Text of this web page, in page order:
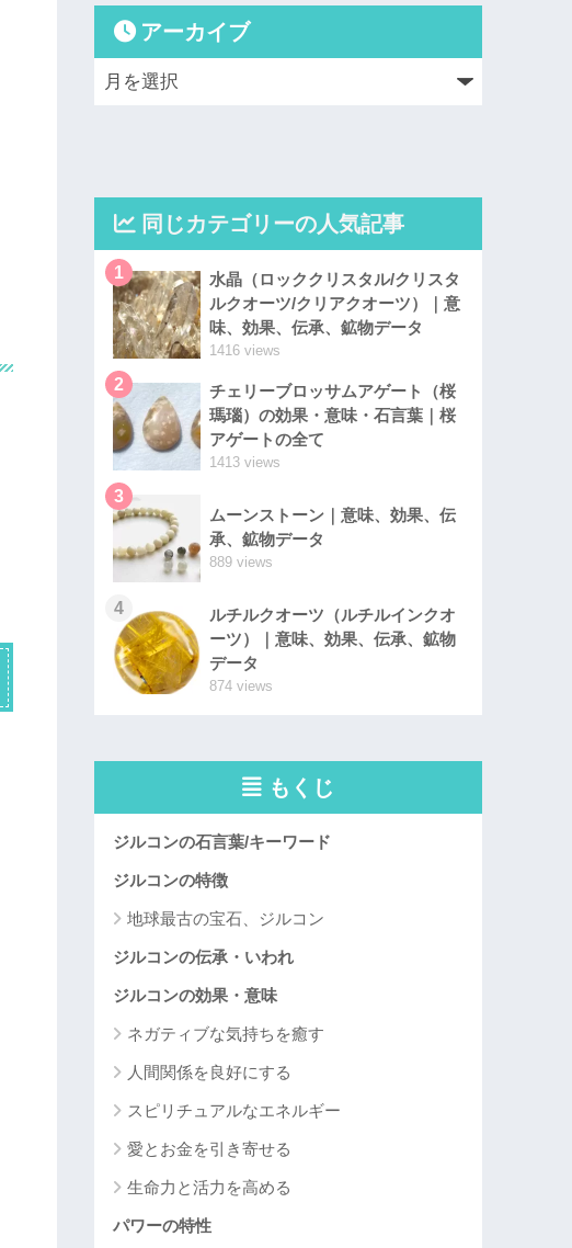
アーカイブ
同じカテゴリーの人気記事
1
水晶（ロッククリスタル/クリスタ
ルクオーツ/クリアクオーツ）｜意
味、効果、伝承、鉱物データ
1416 views
2
チェリーブロッサムアゲート（桜
瑪瑙）の効果・意味・石言葉｜桜
アゲートの全て
1413 views
3
ムーンストーン｜意味、効果、伝
承、鉱物データ
889 views
4
ルチルクオーツ（ルチルインクオ
ーツ）｜意味、効果、伝承、鉱物
データ
874 views
もくじ
ジルコンの石言葉/キーワード
ジルコンの特徴
地球最古の宝石、ジルコン
ジルコンの伝承・いわれ
ジルコンの効果・意味
ネガティブな気持ちを癒す
人間関係を良好にする
スピリチュアルなエネルギー
愛とお金を引き寄せる
生命力と活力を高める
パワーの特性